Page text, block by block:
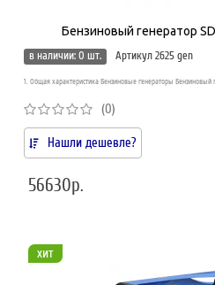
Бензиновый генератор
в наличии: 0 шт.
Артикул 2625 gen
1. Общая характеристика Бензиновые генераторы Бензиновый
(0)
Нашли дешевле?
56630р.
хит